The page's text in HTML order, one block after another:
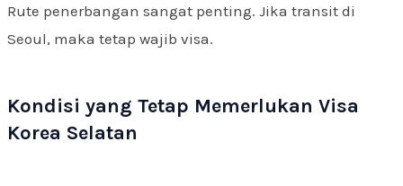
Rute penerbangan sangat penting. Jika transit di
Seoul, maka tetap wajib visa.
Kondisi yang Tetap Memerlukan Visa
Korea Selatan